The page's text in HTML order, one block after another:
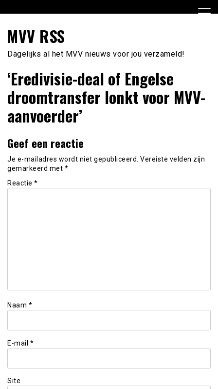
naar
inhoud
MVV RSS
Dagelijks al het MVV nieuws voor jou verzameld!
‘Eredivisie-deal of Engelse
droomtransfer lonkt voor MVV-
aanvoerder’
Geef een reactie
Je e-mailadres wordt niet gepubliceerd. Vereiste velden zijn
gemarkeerd met *
Reactie *
Naam *
E-mail *
Site